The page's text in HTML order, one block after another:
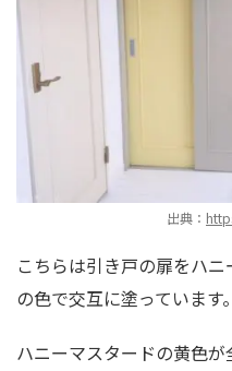
出典：
こちらは引き戸の扉をハ
の色で交互に塗っています。
ハニーマスタードの黄色